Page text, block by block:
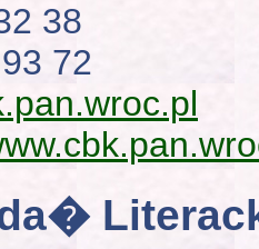
38
72